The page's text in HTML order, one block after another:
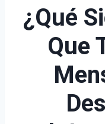
¿Qué
Que